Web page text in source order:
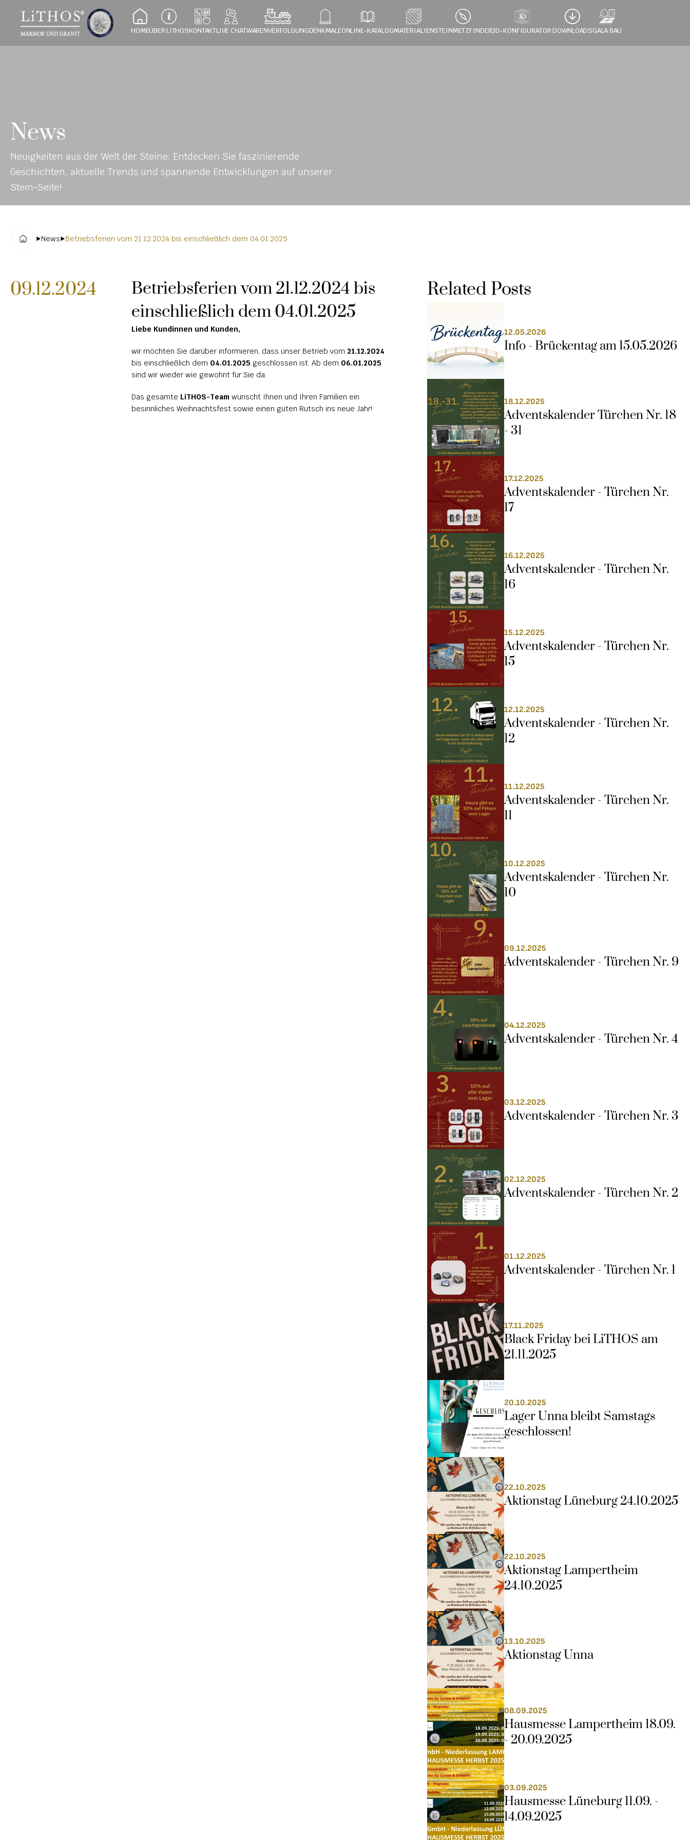
HOMEÜBER LITHOSKONTAKTLIVE CHATWARENVERFOLGUNGDENKMALEONLINE-KATALOGMATERIALIENSTEINMETZFINDER3D-KONFIGURATOR DOWNLOADSGALA BAU
News
Neuigkeiten aus der Welt der Steine: Entdecken Sie faszinierende
Geschichten, aktuelle Trends und spannende Entwicklungen auf unserer
Stein-Seite!
News Betriebsferien vom 21.12.2024 bis einschließlich dem 04.01.2025
09.12.2024
Betriebsferien vom 21.12.2024 bis
einschließlich dem 04.01.2025
Liebe Kundinnen und Kunden,
wir möchten Sie darüber informieren, dass unser Betrieb vom 21.12.2024
bis einschließlich dem 04.01.2025 geschlossen ist. Ab dem 06.01.2025
sind wir wieder wie gewohnt für Sie da.
Das gesamte LiTHOS-Team wünscht Ihnen und Ihren Familien ein
besinnliches Weihnachtsfest sowie einen guten Rutsch ins neue Jahr!
Related Posts
12.05.2026
Info - Brückentag am 15.05.2026
18.12.2025
Adventskalender Türchen Nr. 18
- 31
17.12.2025
Adventskalender - Türchen Nr.
17
16.12.2025
Adventskalender - Türchen Nr.
16
15.12.2025
Adventskalender - Türchen Nr.
15
12.12.2025
Adventskalender - Türchen Nr.
12
11.12.2025
Adventskalender - Türchen Nr.
11
10.12.2025
Adventskalender - Türchen Nr.
10
09.12.2025
Adventskalender - Türchen Nr. 9
04.12.2025
Adventskalender - Türchen Nr. 4
03.12.2025
Adventskalender - Türchen Nr. 3
02.12.2025
Adventskalender - Türchen Nr. 2
01.12.2025
Adventskalender - Türchen Nr. 1
17.11.2025
Black Friday bei LiTHOS am
21.11.2025
20.10.2025
Lager Unna bleibt Samstags
geschlossen!
22.10.2025
Aktionstag Lüneburg 24.10.2025
22.10.2025
Aktionstag Lampertheim
24.10.2025
13.10.2025
Aktionstag Unna
08.09.2025
Hausmesse Lampertheim 18.09.
- 20.09.2025
03.09.2025
Hausmesse Lüneburg 11.09. -
14.09.2025